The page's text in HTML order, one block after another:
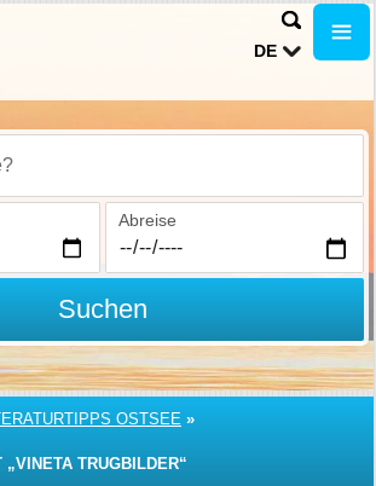
DE
Abreise
Suchen
OSTSEE »
TRUGBILDER“